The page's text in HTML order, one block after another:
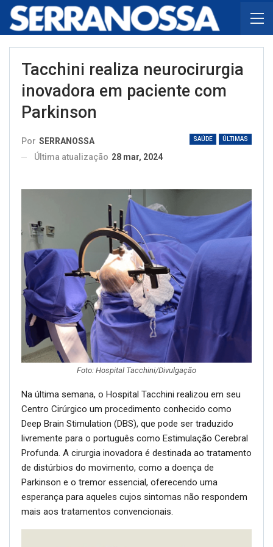
Tacchini realiza neurocirurgia
inovadora em paciente com
Parkinson
SAÚDE ÚLTIMAS
Por SERRANOSSA
Última atualização 28 mar, 2024
Foto: Hospital Tacchini/Divulgação
Na última semana, o Hospital Tacchini realizou em seu
Centro Cirúrgico um procedimento conhecido como
Deep Brain Stimulation (DBS), que pode ser traduzido
livremente para o português como Estimulação Cerebral
Profunda. A cirurgia inovadora é destinada ao tratamento
de distúrbios do movimento, como a doença de
Parkinson e o tremor essencial, oferecendo uma
esperança para aqueles cujos sintomas não respondem
mais aos tratamentos convencionais.